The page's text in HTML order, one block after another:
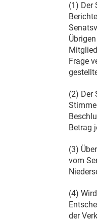
(1) Der
Frage
(2) Der
Betrag
(3)
vom
(4)
der